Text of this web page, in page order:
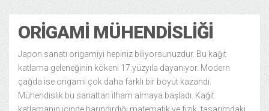
ORIGAMI MÜHENDISLIĞI
Japon sanatı origamiyi hepiniz biliyorsunuzdur. Bu kağıt
katlama geleneğinin kökeni 17.yüzyıla dayanıyor. Modern
çağda ise origami çok daha farklı bir boyut kazandı.
Mühendislik bu sanattan ilham almaya başladı. Kağıt